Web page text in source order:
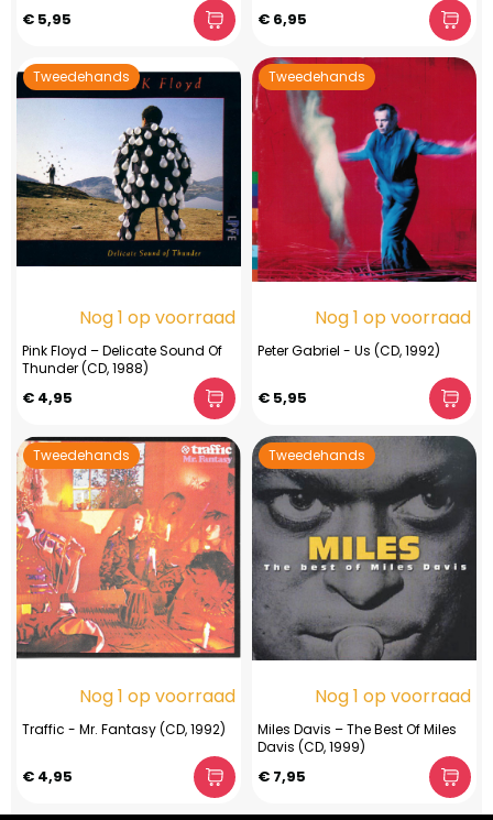
€ 5,95 € 6,95
Tweedehands
Nog 1 op voorraad
Pink Floyd – Delicate Sound Of
Thunder (CD, 1988)
€ 4,95
Tweedehands
Nog 1 op voorraad
Peter Gabriel - Us (CD, 1992)
€ 5,95
Tweedehands
Nog 1 op voorraad
Traffic - Mr. Fantasy (CD, 1992)
€ 4,95
Tweedehands
Nog 1 op voorraad
Miles Davis – The Best Of Miles
Davis (CD, 1999)
€ 7,95